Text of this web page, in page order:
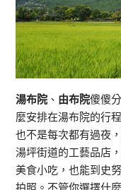
湯布院 、 由布院傻傻
麼安排在湯布院的行
也不是每次都有過夜
湯坪街道的工藝品店
美食小吃，也能到史
拍照。不管你選擇什